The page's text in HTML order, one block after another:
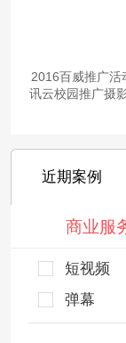
2016百威推广
讯云校园推广摄
近期案例
商业服
短视频
弹幕